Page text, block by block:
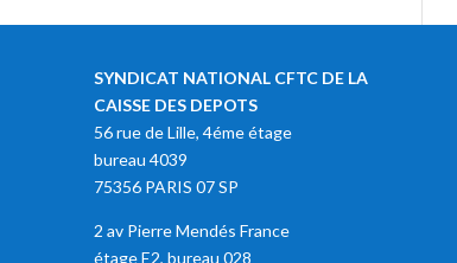
SYNDICAT NATIONAL CFTC DE LA
CAISSE DES DEPOTS
56 rue de Lille, 4éme étage
bureau 4039
75356 PARIS 07 SP
2 av Pierre Mendés France
étage E2, bureau 028